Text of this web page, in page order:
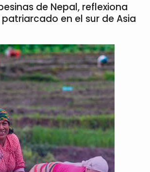
de Nepal, reflexiona
en el sur de Asia